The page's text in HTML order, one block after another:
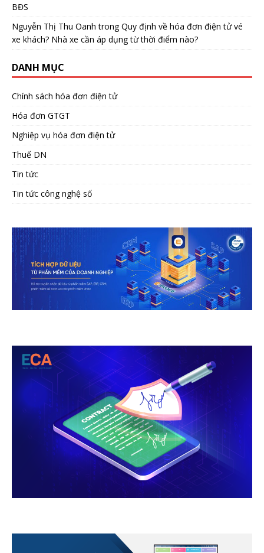
BĐS
Nguyễn Thị Thu Oanh trongQuy định về hóa đơn điện tử vé
xe khách? Nhà xe cần áp dụng từ thời điểm nào?
DANH MỤC
Chính sách hóa đơn điện tử
Hóa đơn GTGT
Nghiệp vụ hóa đơn điện tử
Thuế DN
Tin tức
Tin tức công nghệ số